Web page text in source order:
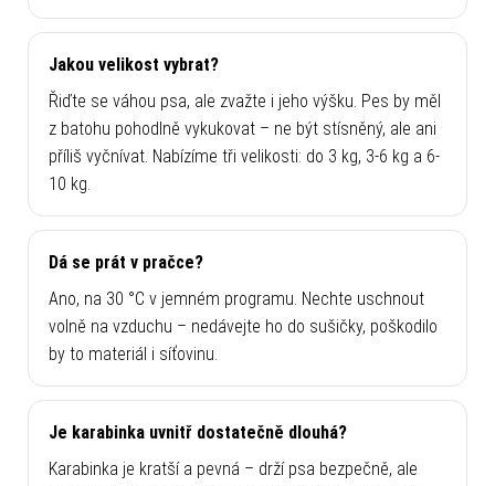
Jakou velikost vybrat?
Řiďte se váhou psa, ale zvažte i jeho výšku. Pes by měl
z batohu pohodlně vykukovat – ne být stísněný, ale ani
příliš vyčnívat. Nabízíme tři velikosti: do 3 kg, 3-6 kg a 6-
10 kg.
Dá se prát v pračce?
Ano, na 30 °C v jemném programu. Nechte uschnout
volně na vzduchu – nedávejte ho do sušičky, poškodilo
by to materiál i síťovinu.
Je karabinka uvnitř dostatečně dlouhá?
Karabinka je kratší a pevná – drží psa bezpečně, ale